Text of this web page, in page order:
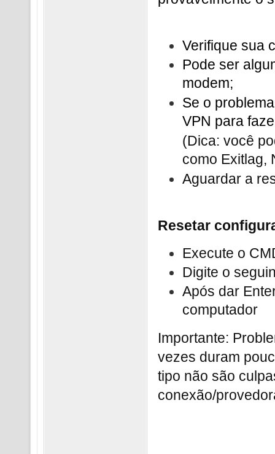
Verifique sua
Pode ser
modem;
Se o
VPN para
(Dica: você
como Exitlag,
Aguardar a
Resetar
Execute o
Digite o
Após dar
computador
Importante:
vezes duram
tipo não são
conexão/